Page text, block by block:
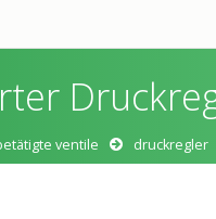
ventile druckregler